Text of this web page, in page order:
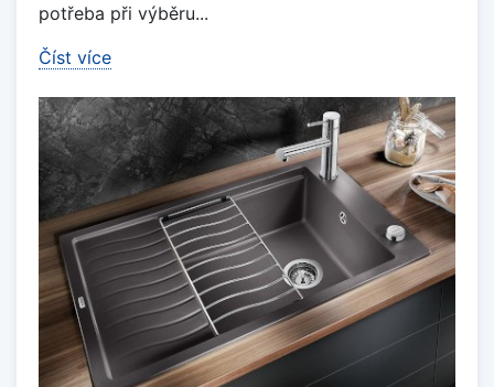
potřeba při výběru...
Číst více